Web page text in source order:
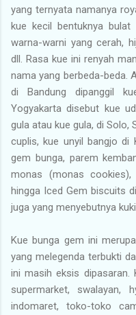
yang ternyata namanya
kue kecil bentuknya
warna-warni yang cerah,
dll. Rasa kue ini renyah
nama yang berbeda-beda.
di Bandung dipanggil
Yogyakarta disebut kue
gula atau kue gula, di Solo,
cuplis, kue unyil bangjo di
gem bunga, parem
monas (monas
hingga Iced Gem biscuits
juga yang menyebutnya
Kue bunga gem ini
yang melegenda terbukti
ini masih eksis dipasaran.
supermarket, swalayan,
indomaret, toko-toko